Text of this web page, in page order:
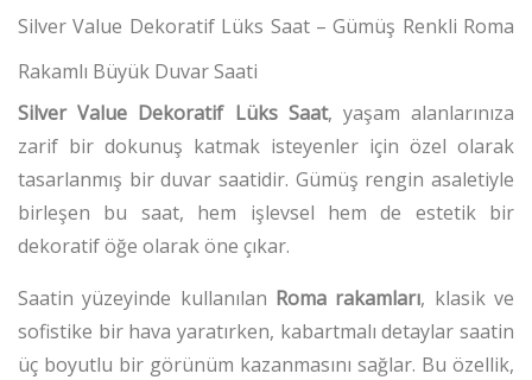
Silver Value Dekoratif Lüks Saat – Gümüş Renkli Roma
Rakamlı Büyük Duvar Saati
Silver Value Dekoratif Lüks Saat, yaşam alanlarınıza
zarif bir dokunuş katmak isteyenler için özel olarak
tasarlanmış bir duvar saatidir. Gümüş rengin asaletiyle
birleşen bu saat, hem işlevsel hem de estetik bir
dekoratif öğe olarak öne çıkar.
Saatin yüzeyinde kullanılan Roma rakamları, klasik ve
sofistike bir hava yaratırken, kabartmalı detaylar saatin
üç boyutlu bir görünüm kazanmasını sağlar. Bu özellik,